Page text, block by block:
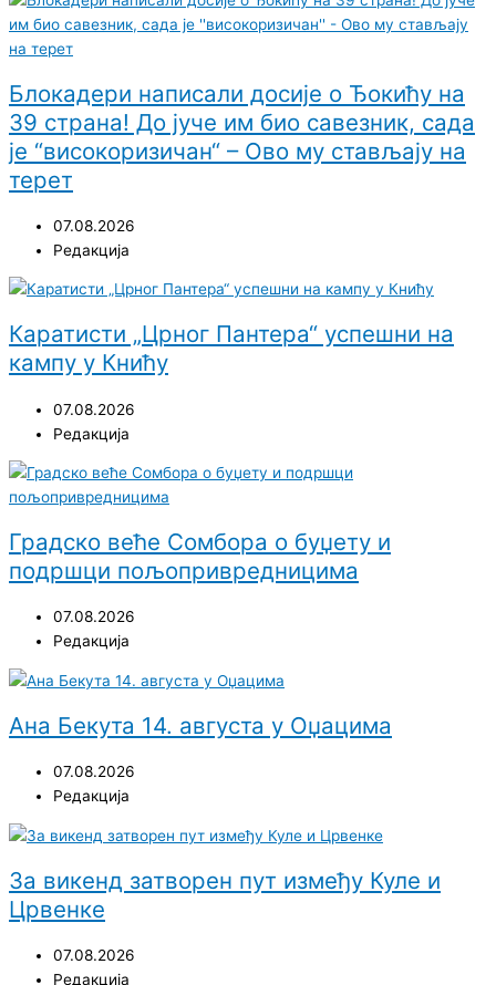
Блокадери написали досије о Ђокићу на
39 страна! До јуче им био савезник, сада
је “високоризичан“ – Ово му стављају на
терет
07.08.2026
Редакција
Каратисти „Црног Пантера“ успешни на
кампу у Книћу
07.08.2026
Редакција
Градско веће Сомбора о буџету и
подршци пољопривредницима
07.08.2026
Редакција
Ана Бекута 14. августа у Оџацима
07.08.2026
Редакција
За викенд затворен пут између Куле и
Црвенке
07.08.2026
Редакција